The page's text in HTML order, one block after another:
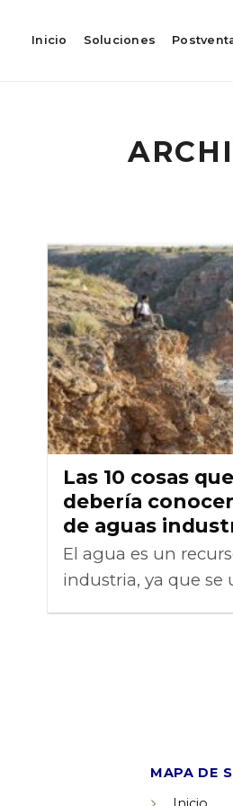
Inicio Soluciones
Las 10 cosas
debería
de aguas
El agua es un
industria, ya que se
MAPA DE